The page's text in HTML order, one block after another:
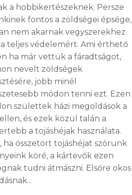
a hobbikertészeknek. Persze
fontos a zöldségei épsége,
nem akarnak vegyszerekhez
teljes védelemért. Ami érthető
ha már vettük a fáradtságot,
nevelt zöldségek
jobb minél
módon tenni ezt. Ezen
születtek házi megoldások a
és ezek közül talán a
a tojáshéjak használata.
ha összetört tojáshéjat szórunk
köré, a kártevők ezen
tudni átmászni. Elsőre okos